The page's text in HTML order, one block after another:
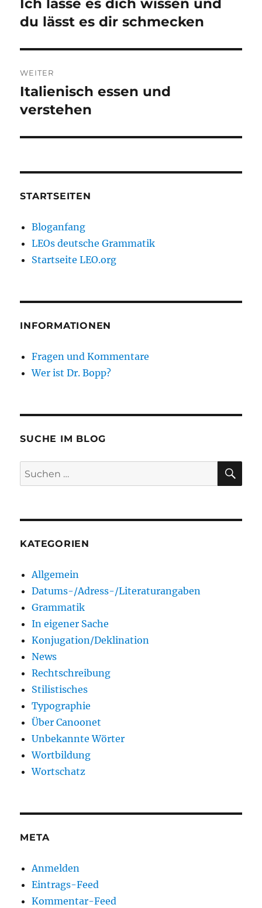
Vorheriger
Beitrag:
Ich lasse es dich wissen und
du lässt es dir schmecken
WEITER
Nächster
Beitrag:
Italienisch essen und
verstehen
STARTSEITEN
Bloganfang
LEOs deutsche Grammatik
Startseite LEO.org
INFORMATIONEN
Fragen und Kommentare
Wer ist Dr. Bopp?
SUCHE IM BLOG
Suchen
nach:
KATEGORIEN
Allgemein
Datums-/Adress-/Literaturangaben
Grammatik
In eigener Sache
Konjugation/Deklination
News
Rechtschreibung
Stilistisches
Typographie
Über Canoonet
Unbekannte Wörter
Wortbildung
Wortschatz
META
Anmelden
Eintrags-Feed
Kommentar-Feed